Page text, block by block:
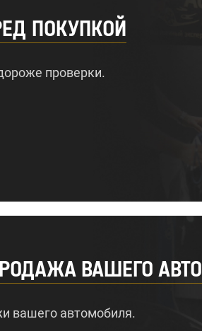
ПОКУПКОЙ
проверки.
ВАШЕГО АВТО
вашего автомобиля.